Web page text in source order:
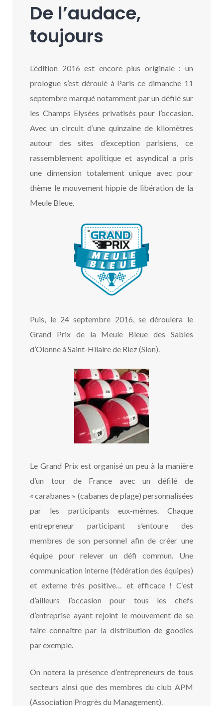
De l’audace,
toujours
L’édition 2016 est encore plus originale : un
prologue s’est déroulé à Paris ce dimanche 11
septembre marqué notamment par un défilé sur
les Champs Elysées privatisés pour l’occasion.
Avec un circuit d’une quinzaine de kilomètres
autour des sites d’exception parisiens, ce
rassemblement apolitique et asyndical a pris
une dimension totalement unique avec pour
thème le mouvement hippie de libération de la
Meule Bleue.
Puis, le 24 septembre 2016, se déroulera le
Grand Prix de la Meule Bleue des Sables
d’Olonne à Saint-Hilaire de Riez (Sion).
Le Grand Prix est organisé un peu à la manière
d’un tour de France avec un défilé de
« carabanes » (cabanes de plage) personnalisées
par les participants eux-mêmes. Chaque
entrepreneur participant s’entoure des
membres de son personnel afin de créer une
équipe pour relever un défi commun. Une
communication interne (fédération des équipes)
et externe très positive… et efficace ! C’est
d’ailleurs l’occasion pour tous les chefs
d’entreprise ayant rejoint le mouvement de se
faire connaître par la distribution de goodies
par exemple.
On notera la présence d’entrepreneurs de tous
secteurs ainsi que des membres du club APM
(Association Progrès du Management).